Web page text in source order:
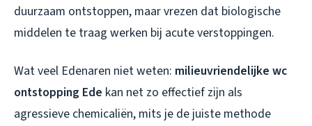
duurzaam ontstoppen, maar vrezen dat biologische
middelen te traag werken bij acute verstoppingen.
Wat veel Edenaren niet weten: milieuvriendelijke wc
ontstopping Ede kan net zo effectief zijn als
agressieve chemicaliën, mits je de juiste methode